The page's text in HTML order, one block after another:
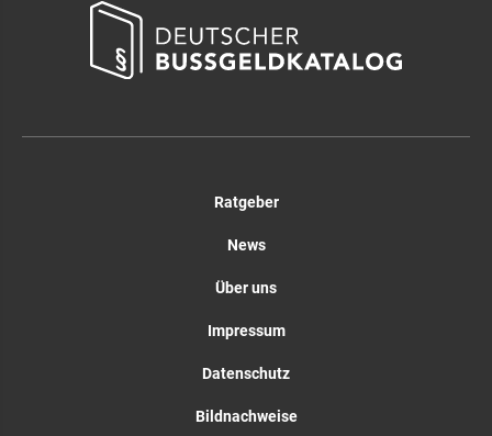
Ratgeber
News
Über uns
Impressum
Datenschutz
Bildnachweise